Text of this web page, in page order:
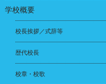
学校概要
校長挨拶／式辞等
歴代校長
校章・校歌